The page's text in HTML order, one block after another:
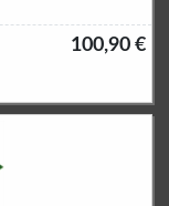
100,90 €